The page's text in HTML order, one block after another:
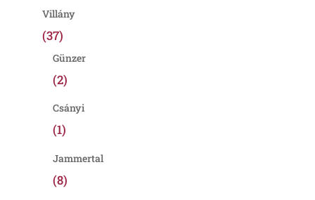
Villány
(37)
Günzer
(2)
Csányi
(1)
Jammertal
(8)